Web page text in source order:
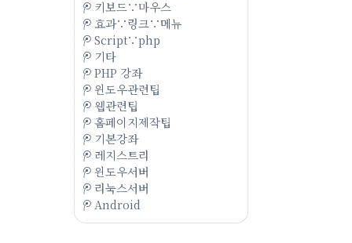
키보드∵마우스
효과∵링크∵메뉴
Script∵php
기타
PHP 강좌
윈도우관련팁
웹관련팁
홈페이지제작팁
기본강좌
레지스트리
윈도우서버
리눅스서버
Android